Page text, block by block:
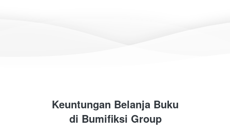
Keuntungan Belanja Buku
di Bumifiksi Group